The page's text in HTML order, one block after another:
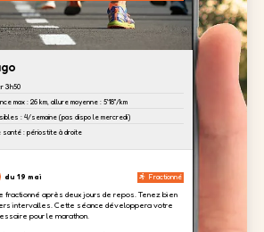
3h50
max : 26 km, allure moyenne : 5'18''/km
: 4/semaine (pas dispo le mercredi)
santé : périostite à droite
du 19 mai Fractionné
fractionné après deux jours de repos. Tenez bien
intervalles. Cette séance développera votre
pour le marathon.